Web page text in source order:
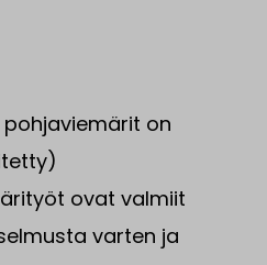
pohjaviemärit on
ovat valmiit
varten ja